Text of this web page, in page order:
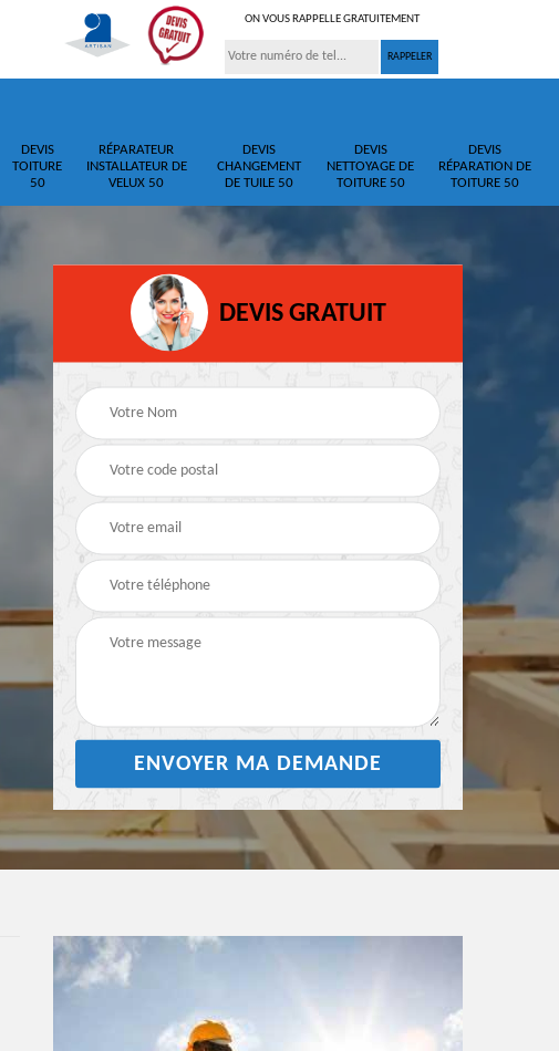
ON VOUS RAPPELLE GRATUITEMENT
DEVIS
TOITURE
50
RÉPARATEUR
INSTALLATEUR DE
VELUX 50
DEVIS
CHANGEMENT
DE TUILE 50
DEVIS
NETTOYAGE DE
TOITURE 50
DEVIS
RÉPARATION DE
TOITURE 50
DEVIS GRATUIT